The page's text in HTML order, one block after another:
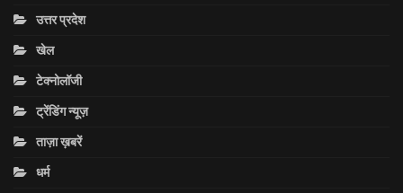
उत्तर प्रदेश
खेल
टेक्नोलॉजी
ट्रेंडिंग न्यूज़
ताज़ा ख़बरें
धर्म